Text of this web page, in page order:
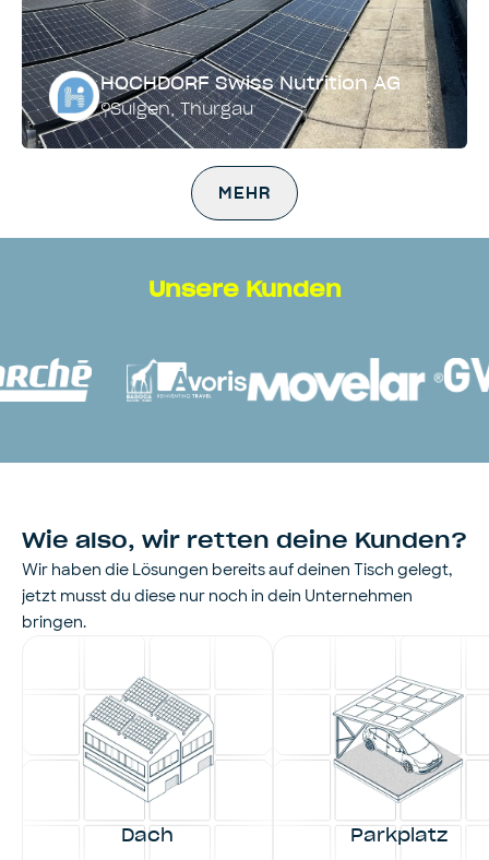
HOCHDORF Swiss Nutrition AG
Sulgen,Thurgau
Dach und Fassade
Leistung
893 kWp
MEHR
Unsere Kunden
Wie also, wir retten deine Kunden?
Wir haben die Lösungen bereits auf deinen Tisch gelegt,
jetzt musst du diese nur noch in dein Unternehmen
bringen.
Dach Parkplatz